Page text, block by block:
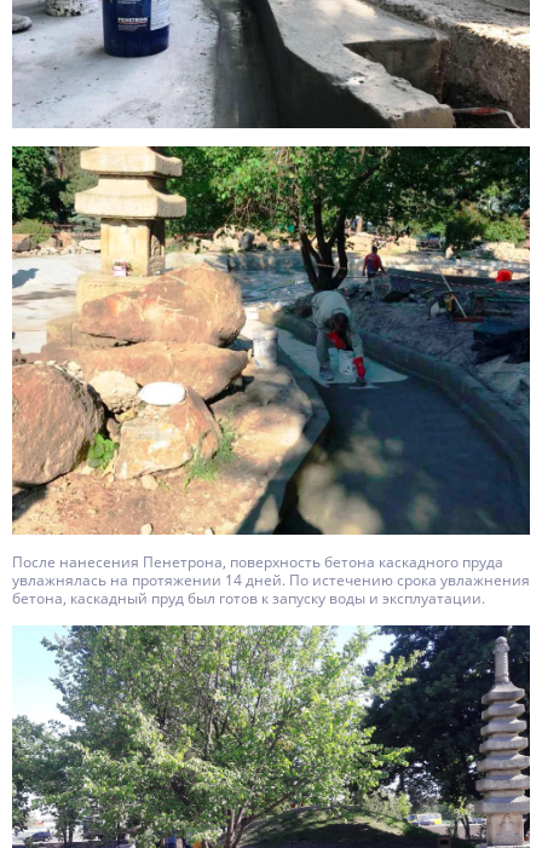
После нанесения Пенетрона, поверхность бетона каскадного пруда
увлажнялась на протяжении 14 дней. По истечению срока увлажнения
бетона, каскадный пруд был готов к запуску воды и эксплуатации.